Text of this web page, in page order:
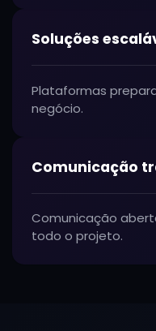
Soluções
Plataformas
negócio.
Comunicação
Comunicação
todo o projeto.